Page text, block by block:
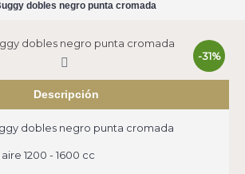
dobles negro punta cromada
-31%
Descripción
dobles negro punta cromada
1200 - 1600 cc